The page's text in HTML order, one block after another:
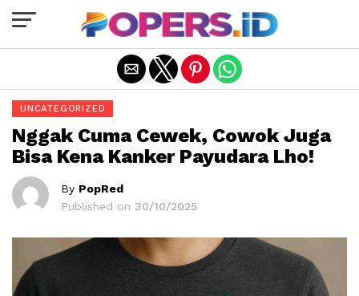
UNCATEGORIZED
Nggak Cuma Cewek, Cowok Juga
Bisa Kena Kanker Payudara Lho!
By PopRed
Published on 30/10/2025
Exit mobile version